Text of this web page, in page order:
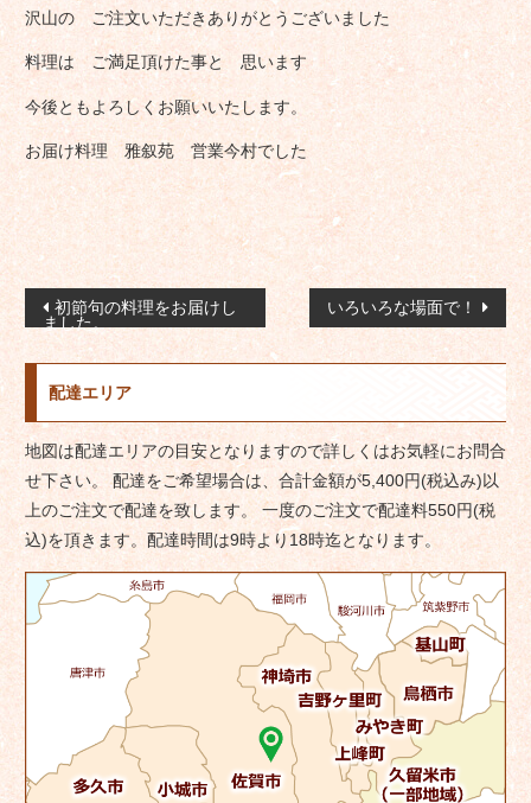
沢山の ご注文いただきありがとうございました
料理は ご満足頂けた事と 思います
今後ともよろしくお願いいたします。
お届け料理 雅叙苑 営業今村でした
投
稿
ナ
ビ
ゲ
ー
シ
ョ
ン
初節句の料理をお届けし
ました。
いろいろな場面で！
配達エリア
地図は配達エリアの目安となりますので詳しくはお気軽にお問合
せ下さい。 配達をご希望場合は、合計金額が5,400円(税込み)以
上のご注文で配達を致します。 一度のご注文で配達料550円(税
込)を頂きます。配達時間は9時より18時迄となります。